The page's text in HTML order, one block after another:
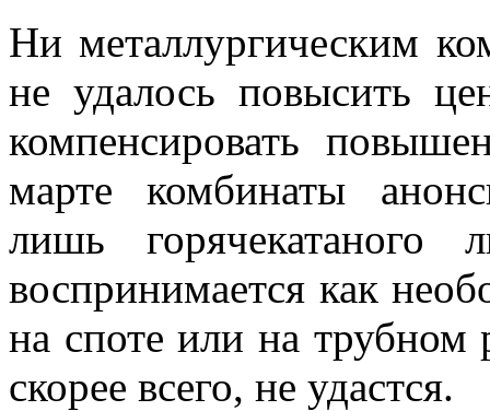
Ни металлургическим
не удалось повысить
компенсировать
марте комбинаты
лишь
воспринимается как
на споте или на трубном
скорее всего, не удастся.